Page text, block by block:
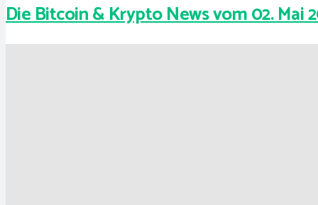
Die Bitcoin & Krypto News vom 02. Mai